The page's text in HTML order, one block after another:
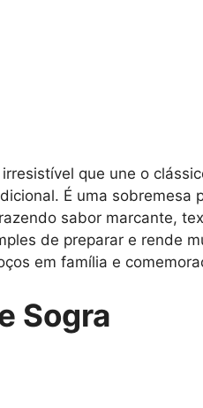
que une o
É uma sobremesa
sabor marcante,
de preparar e rende
em família e
Sogra